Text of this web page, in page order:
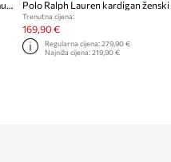
Polo Ralph Lauren kardigan za žene od pamuka Polo Ralph Lauren kardigan
Trenutna cijena:
169,90 €
Regularna cijena:279,90 €
Najniža cijena:219,90 €